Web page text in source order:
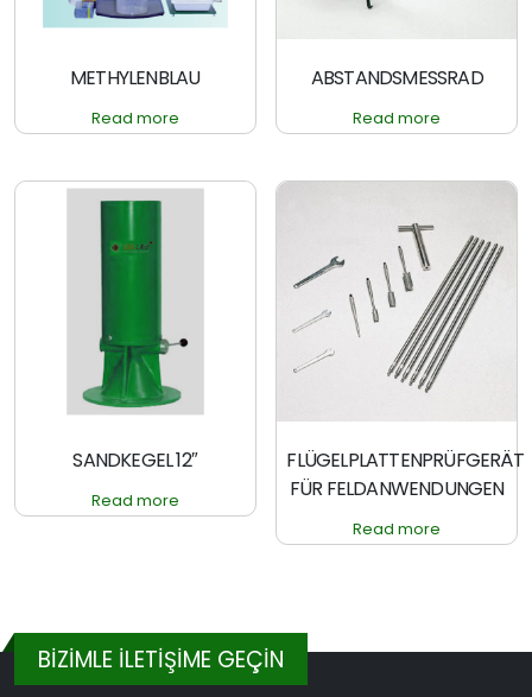
METHYLENBLAU
Read more
ABSTANDSMESSRAD
Read more
SANDKEGEL 12″
Read more
FLÜGELPLATTENPRÜFGERÄT
FÜR FELDANWENDUNGEN
Read more
BİZİMLE İLETİŞİME GEÇİN